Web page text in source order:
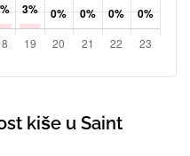
kiše u Saint